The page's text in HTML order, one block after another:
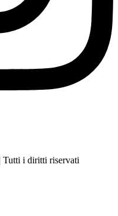
i diritti riservati